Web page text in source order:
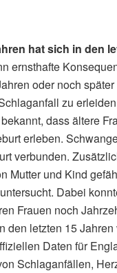
hat sich in den
ernsthafte
oder noch
zu
dass ältere
erleben.
verbunden.
Mutter und Kind
Dabei
Frauen noch
den letzten 15
Daten für
Schlaganfällen,